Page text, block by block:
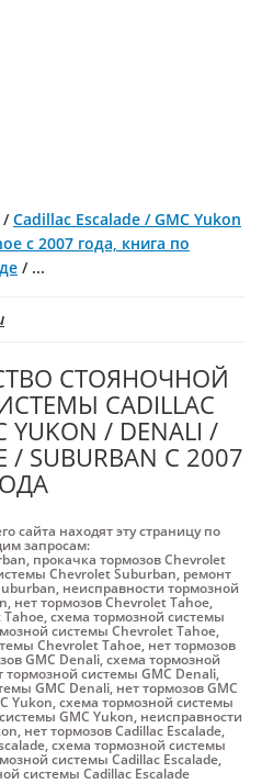
/Cadillaс Escalade / GMC Yukon
с 2007 года, книга по
/ ...
СТОЯНОЧНОЙ
CADILLAС
YUKON / DENALI /
/ SUBURBAN С 2007
сайта находят эту страницу по
запросам:
, прокачка тормозов Chevrolet
Chevrolet Suburban, ремонт
, неисправности тормозной
, нет тормозов Chevrolet Tahoe,
Tahoe,схема тормозной системы
системы Chevrolet Tahoe,
Chevrolet Tahoe, нет тормозов
GMC Denali,схема тормозной
тормозной системы GMC Denali,
GMC Denali, нет тормозов GMC
Yukon,схема тормозной системы
GMC Yukon, неисправности
, нет тормозов Cadillac Escalade,
,схема тормозной системы
системы Cadillac Escalade,
системы Cadillac Escalade